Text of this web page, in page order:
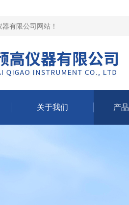
器有限公司网站 ！
关于我们 产